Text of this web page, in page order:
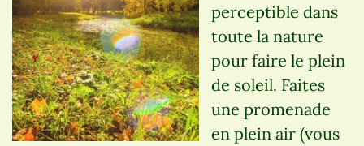
perceptible dans
toute la nature
pour faire le plein
de soleil. Faites
une promenade
en plein air (vous